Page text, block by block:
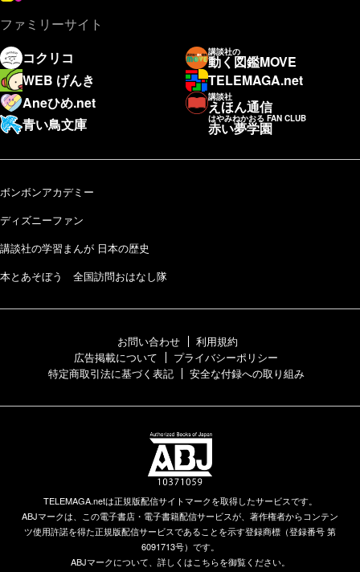
ファミリーサイト
コクリコ
講談社の
動く図鑑MOVE
WEB げんき
TELEMAGA.net
Aneひめ.net
講談社
えほん通信
青い鳥文庫
はやみねかおる FAN CLUB
赤い夢学園
ボンボンアカデミー
ディズニーファン
講談社の学習まんが 日本の歴史
本とあそぼう 全国訪問おはなし隊
お問い合わせ
利用規約
広告掲載について
プライバシーポリシー
特定商取引法に基づく表記
安全な付録への取り組み
TELEMAGA.netは正規版配信サイトマークを取得したサービスです。
ABJマークは、この電子書店・電子書籍配信サービスが、著作権者からコンテン
ツ使用許諾を得た正規版配信サービスであることを示す登録商標（登録番号 第
6091713号）です。
ABJマークについて、詳しくはこちらを御覧ください。